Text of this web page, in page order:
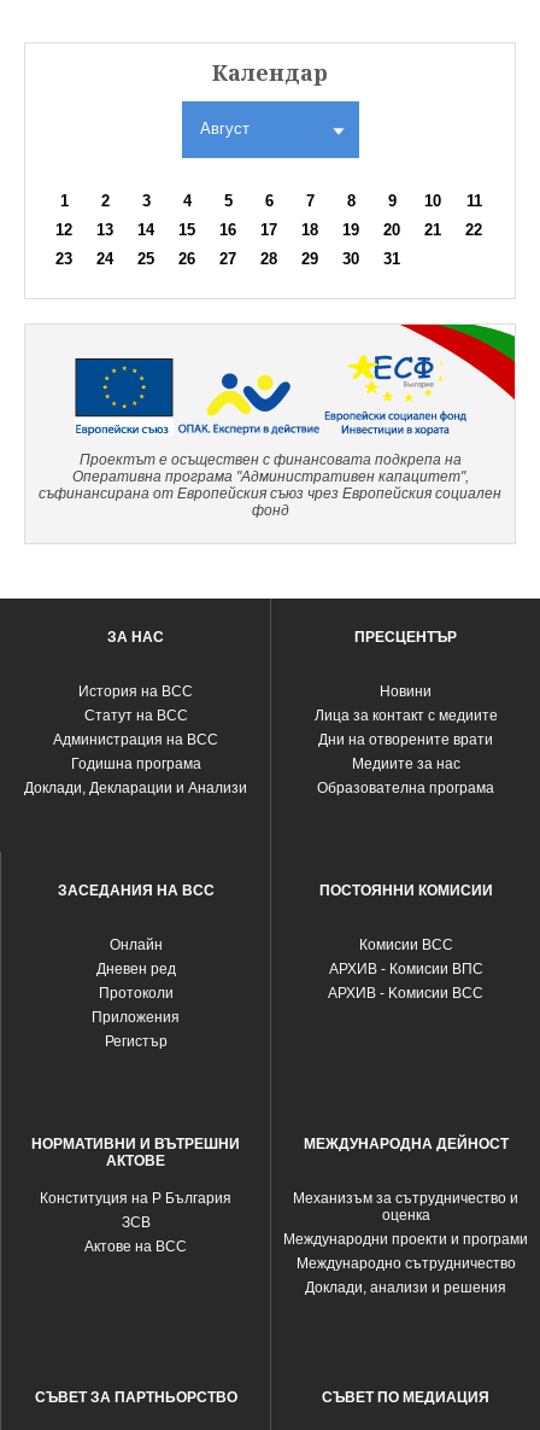
Календар
Август
1 2 3 4 5 6 7 8 9 10
11
12
13 14 15 16 17 18 19 20 21
22
23
24 25 26 27 28 29 30 31
Проектът е осъществен с финансовата подкрепа на
Оперативна програма "Административен капацитет",
съфинансирана от Европейския съюз чрез Европейския социален
фонд
ЗА НАС
История на ВСС
Статут на ВСС
Администрация на ВСС
Годишна програма
Доклади, Декларации и Анализи
ПРЕСЦЕНТЪР
Новини
Лица за контакт с медиите
Дни на отворените врати
Медиите за нас
Образователна програма
ЗАСЕДАНИЯ НА ВСС
Oнлайн
Дневен ред
Протоколи
Приложения
Регистър
ПОСТОЯННИ КОМИСИИ
Комисии ВСС
АРХИВ - Комисии ВПС
АРХИВ - Kомисии ВСС
НОРМАТИВНИ И ВЪТРЕШНИ
АКТОВЕ
Конституция на Р България
ЗСВ
Актове на ВСС
МЕЖДУНАРОДНА ДЕЙНОСТ
Механизъм за сътрудничество и
оценка
Международни проекти и програми
Международно сътрудничество
Доклади, анализи и решения
СЪВЕТ ЗА ПАРТНЬОРСТВО СЪВЕТ ПО МЕДИАЦИЯ